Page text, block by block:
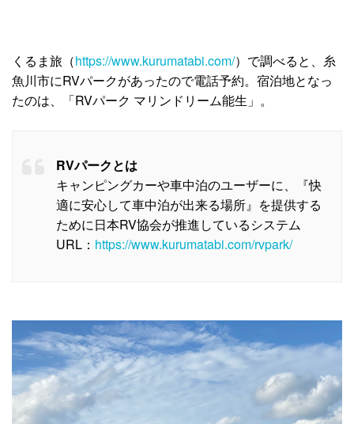
くるま旅（https://www.kurumatabi.com/）で調べると、糸
魚川市にRVパークがあったので電話予約。宿泊地となっ
たのは、「RVパーク マリンドリーム能生」。
RVパークとは
キャンピングカーや車中泊のユーザーに、『快
適に安心して車中泊が出来る場所』を提供する
ために日本RV協会が推進しているシステム
URL： https://www.kurumatabi.com/rvpark/